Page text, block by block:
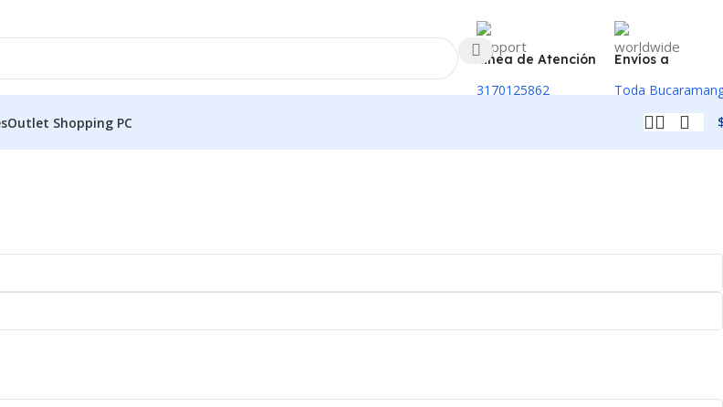
Linea de Atención
3170125862
Envíos a
Toda
Outlet Shopping PC